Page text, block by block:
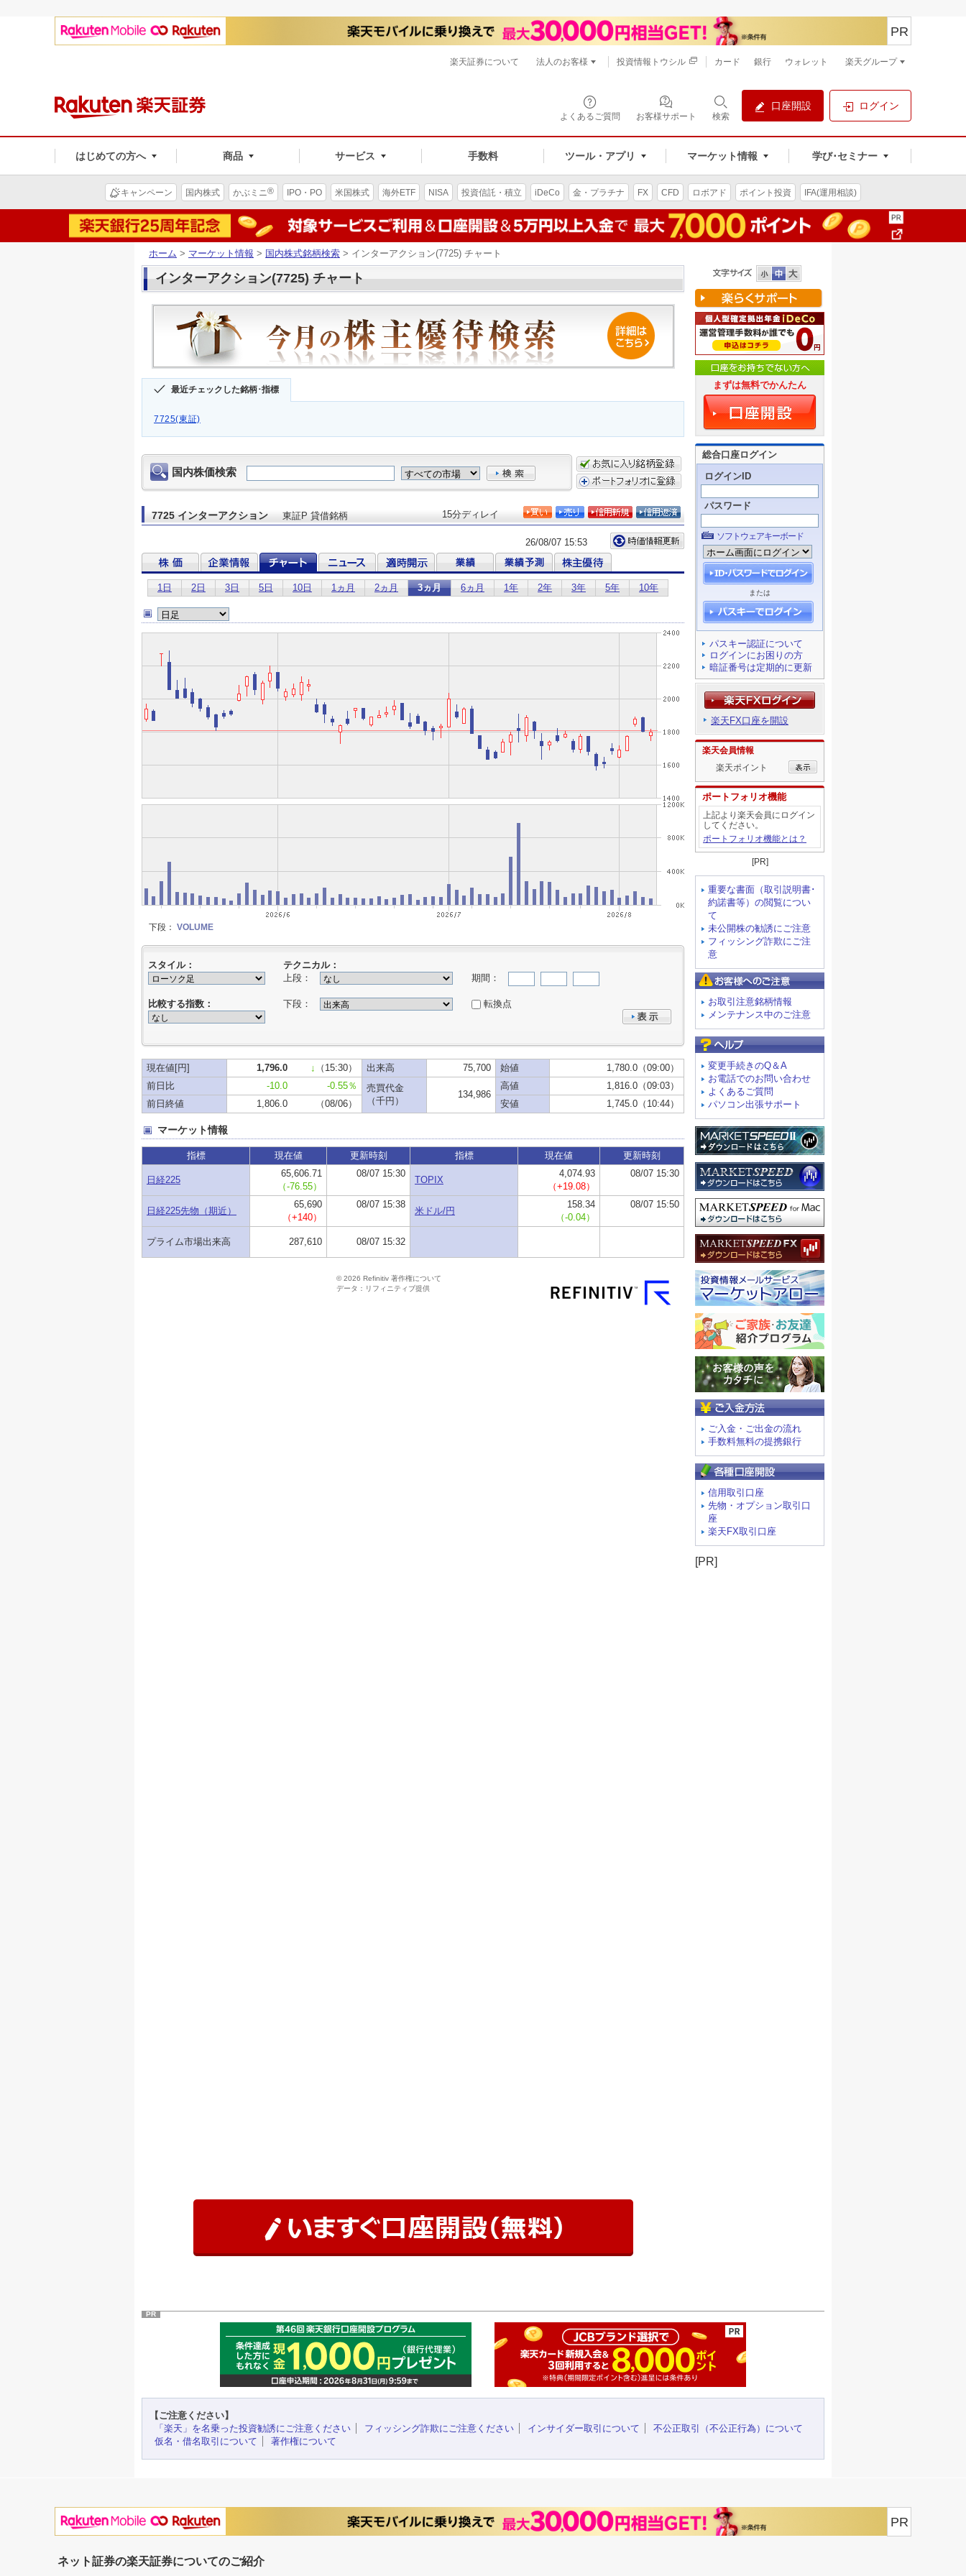
よくあるご質問 お客様サポート 検索
口座開設 ログイン
はじめての方へ 商品 サービス 手数料 ツール・アプリ マーケット情報 学び･セミナー
PR
楽天証券について 法人のお客様 投資情報トウシル カード 銀行 ウォレット 楽天グループ
キャンペーン 国内株式 かぶミニ® IPO・PO 米国株式 海外ETF NISA 投資信託・積立 iDeCo 金・プラチナ FX CFD ロボアド ポイント投資 IFA(運用相談)
ホーム > マーケット情報 > 国内株式銘柄検索 > インターアクション(7725) チャート
インターアクション(7725) チャート
最近チェックした銘柄･指標
7725(東証)
まずは無料でかんたん
総合口座ログイン
ログインID
パスワード
ソフトウェアキーボード
または
パスキー認証について
ログインにお困りの方
暗証番号は定期的に更新
楽天FX口座を開設
楽天会員情報
楽天ポイント
ポートフォリオ機能
上記より楽天会員にログイン
してください。
ポートフォリオ機能とは？
[PR]
重要な書面（取引説明書･
約諾書等）の閲覧につい
て
未公開株の勧誘にご注意
フィッシング詐欺にご注
意
お取引注意銘柄情報
メンテナンス中のご注意
変更手続きのQ＆A
お電話でのお問い合わせ
よくあるご質問
パソコン出張サポート
ご入金・ご出金の流れ
手数料無料の提携銀行
信用取引口座
先物・オプション取引口
座
楽天FX取引口座
[PR]
PR
【ご注意ください】
「楽天」を名乗った投資勧誘にご注意ください
フィッシング詐欺にご注意ください インサイダー取引について
不公正取引（不公正行為）について
仮名・借名取引について
著作権について
PR
ネット証券の楽天証券についてのご紹介